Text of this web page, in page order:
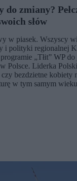
zmiany?
słów
w piasek. Wszyscy
i polityki regionalnej
„Tłit” WP
Polsce. Liderka
czy bezdzietne
w tym samym